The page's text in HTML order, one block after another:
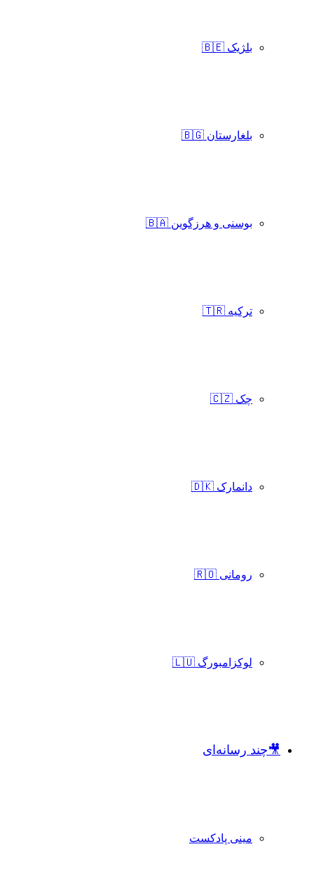
بلژیک 🇧🇪
بلغارستان 🇧🇬
بوسنی و هرزگوین 🇧🇦
ترکیه 🇹🇷
چک 🇨🇿
دانمارک 🇩🇰
رومانی 🇷🇴
لوکزامبورگ 🇱🇺
🎥چند رسانه‌ای
مینی پادکست